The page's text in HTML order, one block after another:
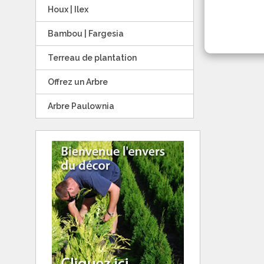
Houx | Ilex
Bambou | Fargesia
Terreau de plantation
Offrez un Arbre
Arbre Paulownia